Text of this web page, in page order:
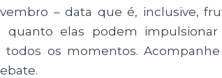
– data que é, inclusive,
elas podem
todos os momentos.